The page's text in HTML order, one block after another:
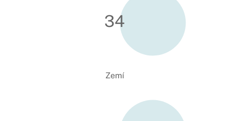
34
Zemí